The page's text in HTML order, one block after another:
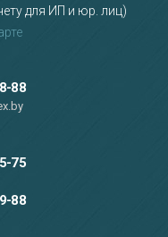
для ИП и юр. лиц)
88
75
88